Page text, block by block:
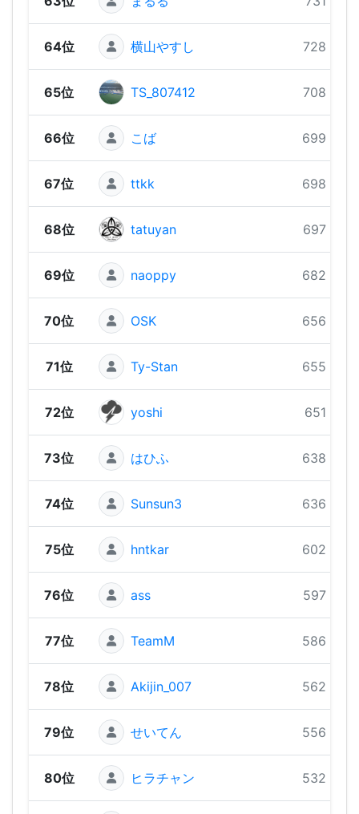
64位 横山やすし 728 pts
65位 TS_807412 708 pts
66位 こば 699 pts
67位 ttkk 698 pts
68位 tatuyan 697 pts
69位 naoppy 682 pts
70位 OSK 656 pts
71位 Ty-Stan 655 pts
72位 yoshi 651 pts
73位 はひふ 638 pts
74位 Sunsun3 636 pts
75位 hntkar 602 pts
76位 ass 597 pts
77位 TeamM 586 pts
78位 Akijin_007 562 pts
79位 せいてん 556 pts
80位 ヒラチャン 532 pts